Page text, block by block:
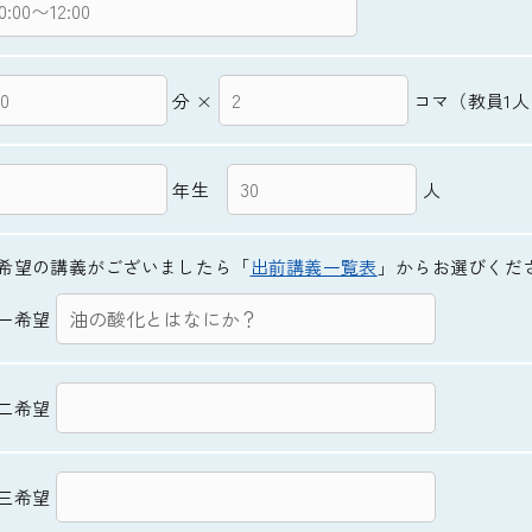
分 × コマ（教員1
年生 人
望の講義がございましたら「出前講義一覧表 」からお選びくだ
希望
希望
希望